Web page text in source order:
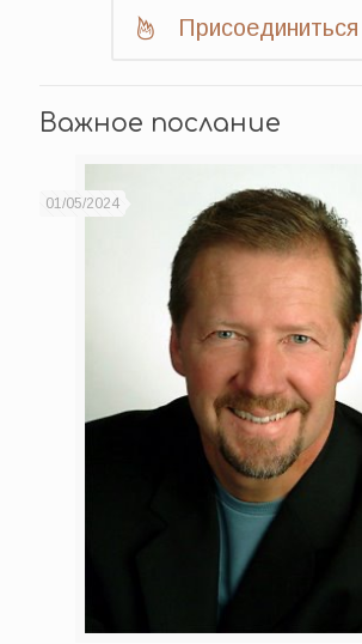
Присоединиться
Важное послание
01/05/2024